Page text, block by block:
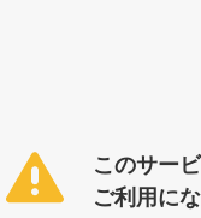
このサー
ご利用に